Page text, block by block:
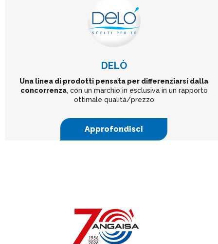
DELÒ
Una linea di prodotti pensata per differenziarsi dalla
concorrenza, con un marchio in esclusiva in un rapporto
ottimale qualità/prezzo
Approfondisci